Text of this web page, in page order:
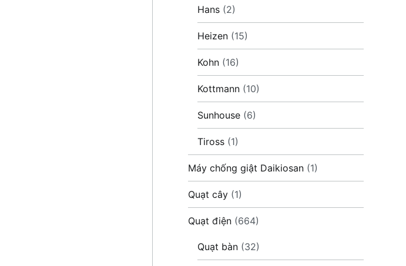
Hans (2)
Heizen (15)
Kohn (16)
Kottmann (10)
Sunhouse (6)
Tiross (1)
Máy chống giật Daikiosan (1)
Quạt cây (1)
Quạt điện (664)
Quạt bàn (32)